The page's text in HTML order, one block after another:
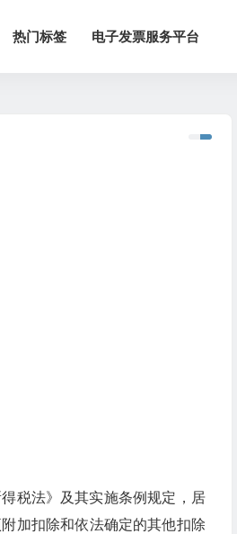
热门标签 电子发票服务平台
税法》及其实施条例规定，居
加扣除和依法确定的其他扣除